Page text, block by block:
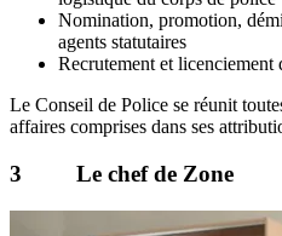
Nomination, promotion,
agents statutaires
Recrutement et licenciement
Le Conseil de Police se réunit
affaires comprises dans ses
3 Le chef de Zone